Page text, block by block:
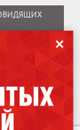
в отношении
Школа
✕
Оставаясь
cookies.
нажмите здесь